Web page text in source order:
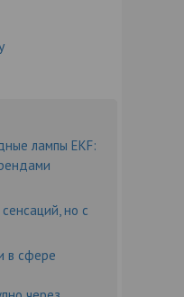
лампы EKF:
но с
в сфере